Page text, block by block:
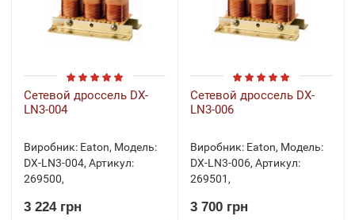
Сетевой дроссель DX-
LN3-004
Виробник: Eaton, Модель:
DX-LN3-004, Артикул:
269500,
3 224 грн
Сетевой дроссель DX-
LN3-006
Виробник: Eaton, Модель:
DX-LN3-006, Артикул:
269501,
3 700 грн